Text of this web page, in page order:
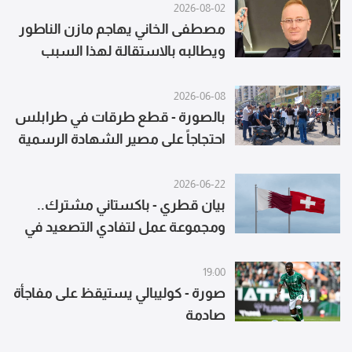
2026-08-02
مصطفى الخاني يهاجم مازن الناطور
ويطالبه بالاستقالة لهذا السبب
2026-06-08
بالصورة - قطع طرقات في طرابلس
احتجاجاً على مصير الشهادة الرسمية
2026-06-22
بيان قطري - باكستاني مشترك..
ومجموعة عمل لتفادي التصعيد في
19:00
صورة - كوليبالي يستيقظ على مفاجأة
صادمة